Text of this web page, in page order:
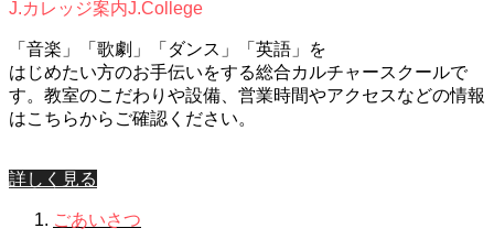
J.カレッジ案内J.College
「音楽」「歌劇」「ダンス」「英語」を
はじめたい方のお手伝いをする総合カルチャースクールで
す。教室のこだわりや設備、営業時間やアクセスなどの情報
はこちらからご確認ください。
詳しく見る
ごあいさつ